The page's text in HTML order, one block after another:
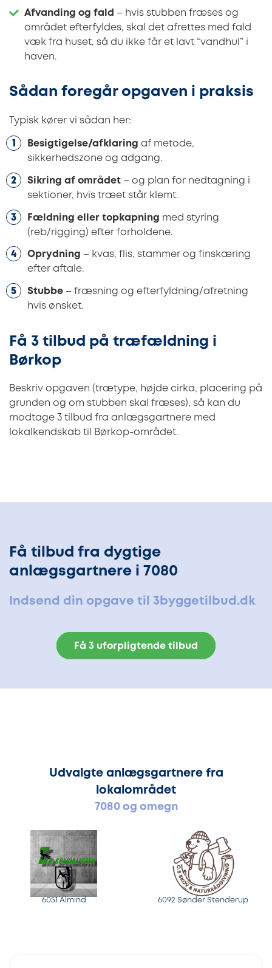
Afvanding og fald – hvis stubben fræses og
området efterfyldes, skal det afrettes med fald
væk fra huset, så du ikke får et lavt “vandhul” i
haven.
Sådan foregår opgaven i praksis
Typisk kører vi sådan her:
Besigtigelse/afklaring af metode,
sikkerhedszone og adgang.
Sikring af området – og plan for nedtagning i
sektioner, hvis træet står klemt.
Fældning eller topkapning med styring
(reb/rigging) efter forholdene.
Oprydning – kvas, flis, stammer og finskæring
efter aftale.
Stubbe – fræsning og efterfyldning/afretning
hvis ønsket.
Få 3 tilbud på træfældning i
Børkop
Beskriv opgaven (trætype, højde cirka, placering på
grunden og om stubben skal fræses), så kan du
modtage 3 tilbud fra anlægsgartnere med
lokalkendskab til Børkop-området.
Få tilbud fra dygtige
anlægsgartnere i 7080
Indsend din opgave til 3byggetilbud.dk
Få 3 uforpligtende tilbud
Udvalgte anlægsgartnere fra
lokalområdet
7080 og omegn
6051 Almind 6092 Sønder Stenderup